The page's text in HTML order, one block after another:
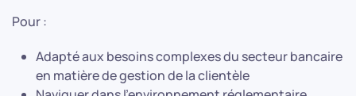
Pour :
Adapté aux besoins complexes du secteur bancaire
en matière de gestion de la clientèle